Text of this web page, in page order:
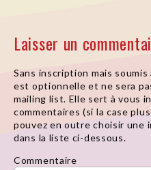
Laisser un
Sans inscription mais
est optionnelle et ne sera
mailing list. Elle sert à vous
commentaires (si la case
pouvez en outre choisir une
dans la liste ci-dessous.
Commentaire